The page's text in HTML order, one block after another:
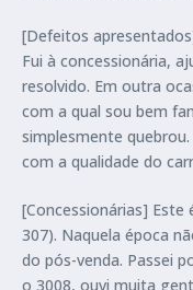
[Defeitos
Fui à concessionária,
resolvido. Em outra
com a qual sou bem
simplesmente
com a qualidade do
[Concessionárias]
307). Naquela época
do pós-venda. Passei
o 3008, ouvi muita